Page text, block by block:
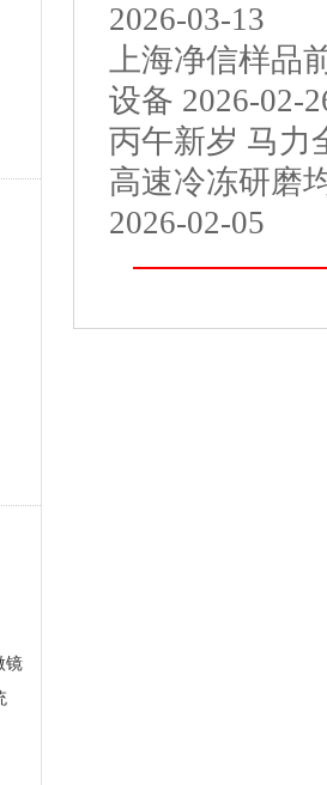
镜
2026-03-13
上海净信样品
设备 2026-02-
丙午新岁 马力
高速冷冻研磨
2026-02-05